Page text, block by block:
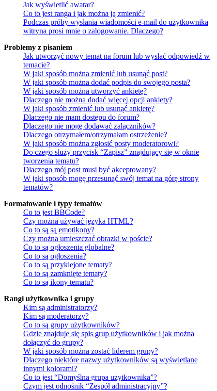
Jak wyświetlić awatar?
Co to jest ranga i jak można ją zmienić?
Podczas próby wysłania wiadomości e-mail do użytkownika
witryna prosi mnie o zalogowanie. Dlaczego?
Problemy z pisaniem
Jak utworzyć nowy temat na forum lub wysłać odpowiedź w
temacie?
W jaki sposób można zmienić lub usunąć post?
W jaki sposób można dodać podpis do swojego posta?
W jaki sposób można utworzyć ankietę?
Dlaczego nie można dodać więcej opcji ankiety?
W jaki sposób zmienić lub usunąć ankietę?
Dlaczego nie mam dostępu do forum?
Dlaczego nie mogę dodawać załączników?
Dlaczego otrzymałem/otrzymałam ostrzeżenie?
W jaki sposób można zgłosić posty moderatorowi?
Do czego służy przycisk “Zapisz” znajdujący się w oknie
tworzenia tematu?
Dlaczego mój post musi być akceptowany?
W jaki sposób mogę przesunąć swój temat na górę strony
tematów?
Formatowanie i typy tematów
Co to jest BBCode?
Czy można używać języka HTML?
Co to są są emotikony?
Czy można umieszczać obrazki w poście?
Co to są ogłoszenia globalne?
Co to są ogłoszenia?
Co to są przyklejone tematy?
Co to są zamknięte tematy?
Co to są ikony tematu?
Rangi użytkownika i grupy
Kim są administratorzy?
Kim są moderatorzy?
Co to są grupy użytkowników?
Gdzie znajduje się spis grup użytkowników i jak można
dołączyć do grupy?
W jaki sposób można zostać liderem grupy?
Dlaczego niektóre nazwy użytkowników są wyświetlane
innymi kolorami?
Co to jest “Domyślna grupa użytkownika”?
Czym jest odnośnik “Zespół administracyjny”?